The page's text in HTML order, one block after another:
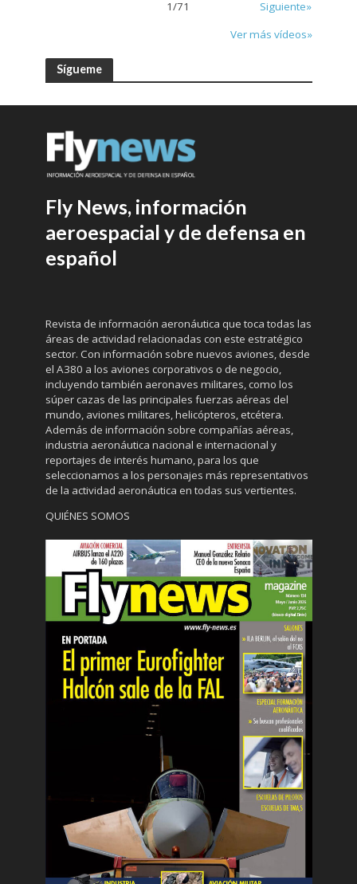
1/71
Siguiente»
Ver más vídeos»
Sígueme
Fly News, información
aeroespacial y de defensa en
español
Revista de información aeronáutica que toca todas las
áreas de actividad relacionadas con este estratégico
sector. Con información sobre nuevos aviones, desde
el A380 a los aviones corporativos o de negocio,
incluyendo también aeronaves militares, como los
súper cazas de las principales fuerzas aéreas del
mundo, aviones militares, helicópteros, etcétera.
Además de información sobre compañías aéreas,
industria aeronáutica nacional e internacional y
reportajes de interés humano, para los que
seleccionamos a los personajes más representativos
de la actividad aeronáutica en todas sus vertientes.
QUIÉNES SOMOS